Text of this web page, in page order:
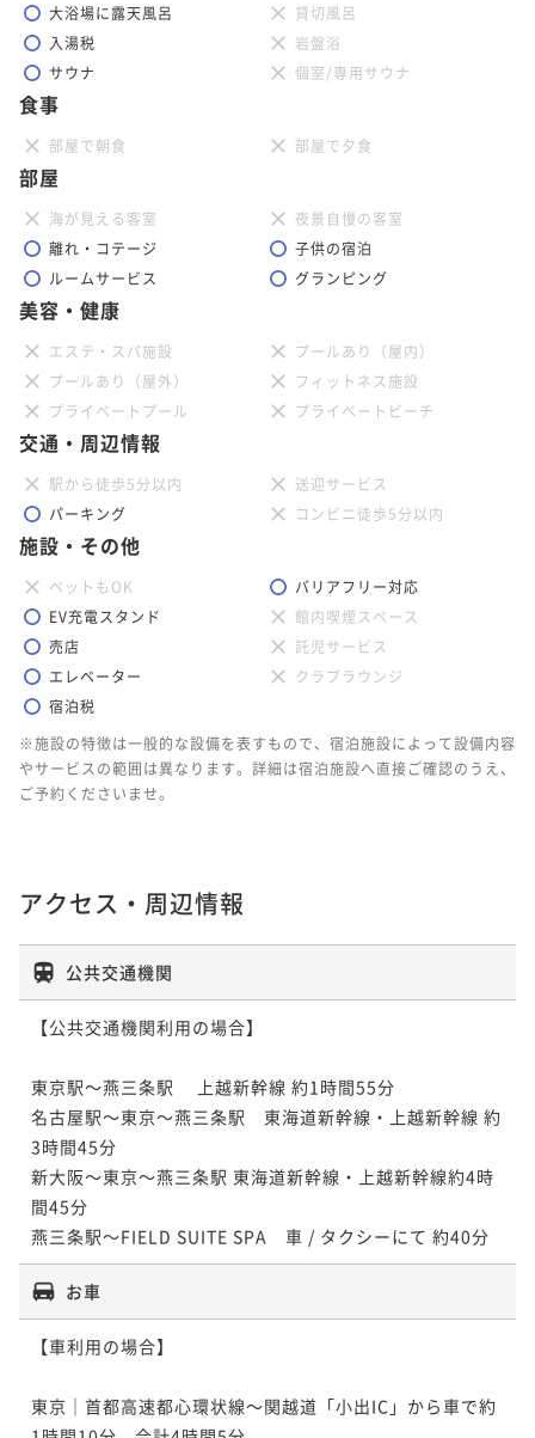
大浴場に露天風呂
貸切風呂
入湯税
岩盤浴
サウナ
個室/専用サウナ
食事
部屋で朝食 部屋で夕食
部屋
海が見える客室
夜景自慢の客室
離れ・コテージ
子供の宿泊
ルームサービス
グランピング
美容・健康
エステ・スパ施設
プールあり（屋内）
プールあり（屋外）
フィットネス施設
プライベートプール
プライベートビーチ
交通・周辺情報
駅から徒歩5分以内
送迎サービス
パーキング
コンビニ徒歩5分以内
施設・その他
ペットもOK
バリアフリー対応
EV充電スタンド
館内喫煙スペース
売店
託児サービス
エレベーター
クラブラウンジ
宿泊税
※施設の特徴は一般的な設備を表すもので、宿泊施設によって設備内容
やサービスの範囲は異なります。詳細は宿泊施設へ直接ご確認のうえ、
ご予約くださいませ。
アクセス・周辺情報
公共交通機関
【公共交通機関利用の場合】
東京駅～燕三条駅 　上越新幹線 約1時間55分
名古屋駅～東京～燕三条駅　東海道新幹線・上越新幹線 約
3時間45分
新大阪～東京～燕三条駅 東海道新幹線・上越新幹線約4時
間45分
燕三条駅～FIELD SUITE SPA　車 / タクシーにて 約40分
お車
【車利用の場合】
東京｜首都高速都心環状線～関越道「小出IC」から車で約